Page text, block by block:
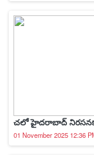
చలో హైదరాబాద్
01 November 2025 12:36